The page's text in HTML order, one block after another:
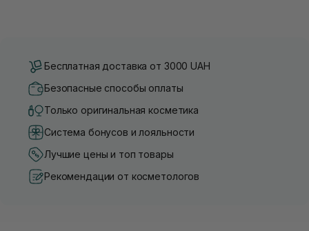
Бесплатная доставка от 3000 UAH
Безопасные способы оплаты
Только оригинальная косметика
Система бонусов и лояльности
Лучшие цены и топ товары
Рекомендации от косметологов